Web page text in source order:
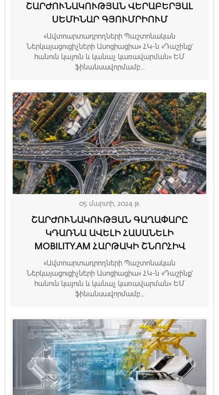
ՇԱՐԺՈՒՆԱԿՈՒԹՅԱՆ ՎԵՐԱԲԵՐՅԱԼ
ՍԵՄԻՆԱՐ ԳՅՈՒՄՐԻՈՒՄ
«Ավտոարտադրողների Պաշտոնական
Ներկայացուցիչների Ասոցիացիա» ՀԿ-ն «Դաշինք՝
հանուն կայուն և կանաչ կառավարման» ԵՄ
ֆինանսավորմամբ...
05 մարտի, 2024 թ.
ՇԱՐԺՈՒՆԱԿՈՒԹՅԱՆ ԳԱՂԱՓԱՐԸ
ԿԴԱՌՆԱ ԱՎԵԼԻ ՀԱՍԱՆԵԼԻ
MOBILITY.AM ՀԱՐԹԱԿԻ ՇՆՈՐՀԻՎ
«Ավտոարտադրողների Պաշտոնական
Ներկայացուցիչների Ասոցիացիա» ՀԿ-ն «Դաշինք՝
հանուն կայուն և կանաչ կառավարման» ԵՄ
ֆինանսավորմամբ...